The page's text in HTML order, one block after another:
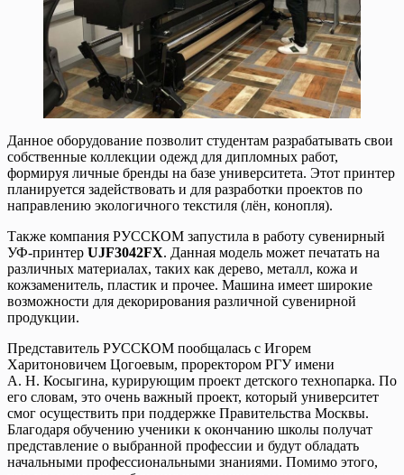
Данное оборудование позволит студентам разрабатывать свои
собственные коллекции одежд для дипломных работ,
формируя личные бренды на базе университета. Этот принтер
планируется задействовать и для разработки проектов по
направлению экологичного текстиля (лён, конопля).
Также компания РУССКОМ запустила в работу сувенирный
УФ-принтер UJF3042FX. Данная модель может печатать на
различных материалах, таких как дерево, металл, кожа и
кожзаменитель, пластик и прочее. Машина имеет широкие
возможности для декорирования различной сувенирной
продукции.
Представитель РУССКОМ пообщалась с Игорем
Харитоновичем Цогоевым, проректором РГУ имени
А. Н. Косыгина, курирующим проект детского технопарка. По
его словам, это очень важный проект, который университет
смог осуществить при поддержке Правительства Москвы.
Благодаря обучению ученики к окончанию школы получат
представление о выбранной профессии и будут обладать
начальными профессиональными знаниями. Помимо этого,